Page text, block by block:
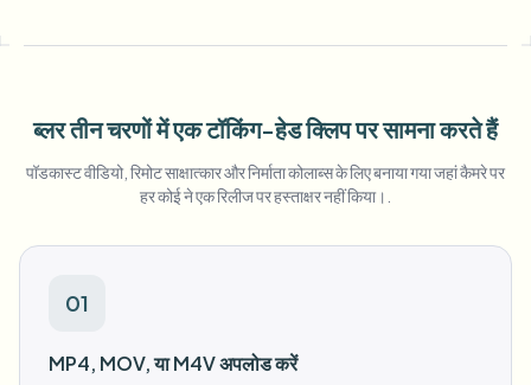
वीडियो इंटेलिजेंस
बल्क वीडियो ब्लर
हाई-थ्रूपुट पाइपलाइन
एंटरप्राइज़ ज़ोन, नीतियां और समीक्षा
API और SDK
अपलोड, जॉब्स और वेबहुक ऑटोमेट करें
ब्लर तीन चरणों में एक टॉकिंग-हेड क्लिप पर सामना करते हैं
पॉडकास्ट वीडियो, रिमोट साक्षात्कार और निर्माता कोलाब्स के लिए बनाया गया जहां कैमरे पर
हर कोई ने एक रिलीज पर हस्ताक्षर नहीं किया।.
01
MP4, MOV, या M4V अपलोड करें